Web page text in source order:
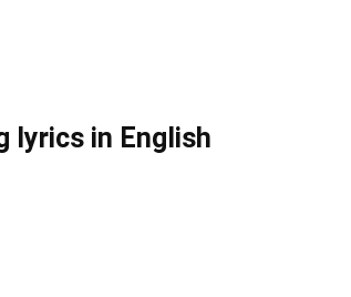
lyrics in English